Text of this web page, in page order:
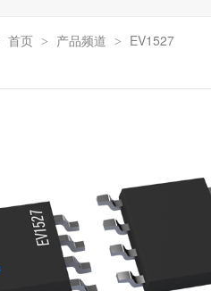
首页 > 产品频道 > EV1527